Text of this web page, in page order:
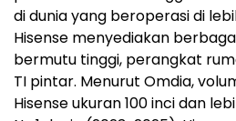
di dunia yang beroperasi di
Hisense menyediakan
bermutu tinggi, perangkat
TI pintar. Menurut Omdia,
Hisense ukuran 100 inci dan